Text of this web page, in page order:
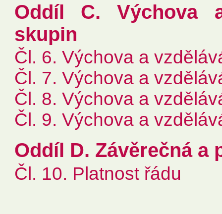
Oddíl C. Výchova
skupin
Čl. 6. Výchova a
Čl. 7. Výchova a
Čl. 8. Výchova a
Čl. 9. Výchova a
Oddíl D. Závěrečná a
Čl. 10. Platnost řádu